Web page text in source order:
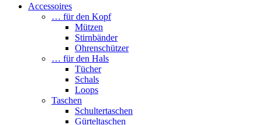
Accessoires
… für den Kopf
Mützen
Stirnbänder
Ohrenschützer
… für den Hals
Tücher
Schals
Loops
Taschen
Schultertaschen
Gürteltaschen